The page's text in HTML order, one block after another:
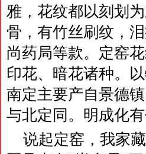
雅，花纹都以刻划
骨，有竹丝刷纹，
尚药局等款。定窑
印花、暗花诸种。
南定主要产自景德
与北定同。明成化
说起定窑，我家